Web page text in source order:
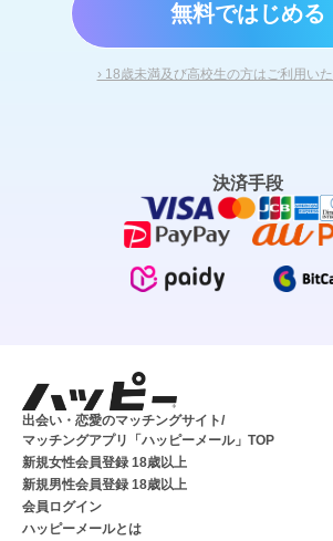
無料ではじめる
› 18歳未満及び高校生の方はご利用い
決済手段
出会い・恋愛のマッチングサイト/
マッチングアプリ「ハッピーメール」TOP
新規女性会員登録 18歳以上
新規男性会員登録 18歳以上
会員ログイン
ハッピーメールとは